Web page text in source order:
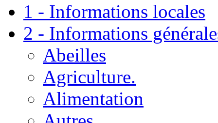
1 - Informations locales
2 - Informations
Abeilles
Agriculture.
Alimentation